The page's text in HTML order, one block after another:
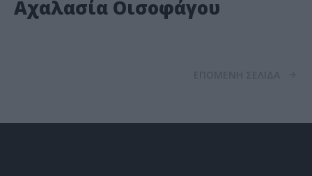
Αχαλασία Οισοφάγου